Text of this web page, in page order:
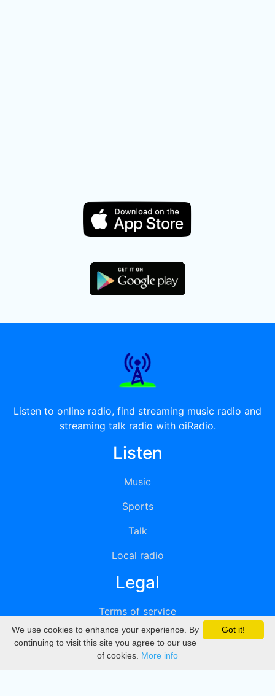
Listen to online radio, find streaming music radio and
streaming talk radio with oiRadio.
Listen
Music
Sports
Talk
Local radio
Legal
Terms of service
Privacy
DMCA
Got it!
We use cookies to enhance your experience. By
continuing to visit this site you agree to our use
of cookies. More info